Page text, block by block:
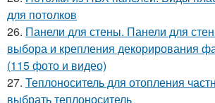
для потолков
26. Панели для стены. Панели для
выбора и крепления декорирования
(115 фото и видео)
27. Теплоноситель для отопления
выбрать теплоноситель